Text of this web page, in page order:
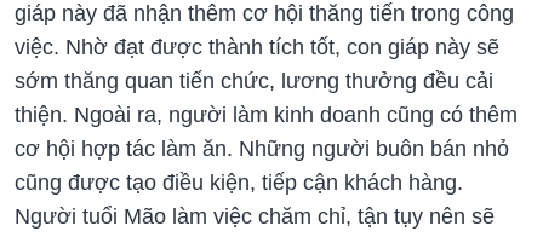
giáp này đã nhận thêm cơ hội thăng tiến trong công
việc. Nhờ đạt được thành tích tốt, con giáp này sẽ
sớm thăng quan tiến chức, lương thưởng đều cải
thiện. Ngoài ra, người làm kinh doanh cũng có thêm
cơ hội hợp tác làm ăn. Những người buôn bán nhỏ
cũng được tạo điều kiện, tiếp cận khách hàng.
Người tuổi Mão làm việc chăm chỉ, tận tụy nên sẽ